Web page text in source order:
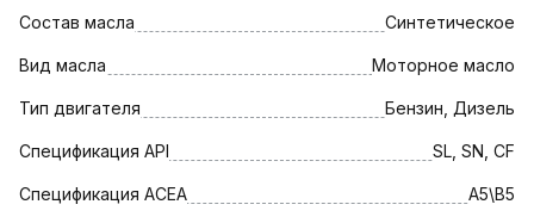
Состав масла Синтетическое
Вид масла Моторное масло
Тип двигателя Бензин, Дизель
Спецификация API SL, SN, CF
Спецификация АСЕА A5\B5